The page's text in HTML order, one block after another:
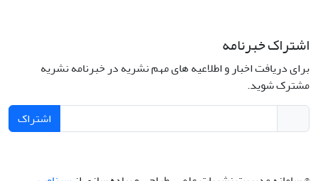
اشتراک خبرنامه
برای دریافت اخبار و اطلاعیه های مهم نشریه در خبرنامه نشریه
مشترک شوید.
اشتراک